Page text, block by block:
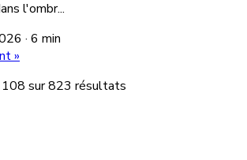
l'ombr...
· 6 min
»
108 sur823 résultats